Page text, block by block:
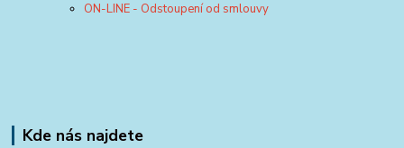
ON-LINE - Odstoupení od smlouvy
Kde nás najdete